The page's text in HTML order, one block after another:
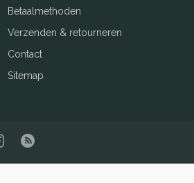
Betaalmethoden
Verzenden & retourneren
Contact
Sitemap